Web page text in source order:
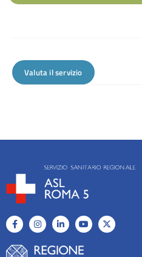
Valuta il servizio